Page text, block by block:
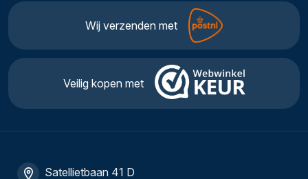
Wij verzenden met
Veilig kopen met
Satellietbaan 41 D